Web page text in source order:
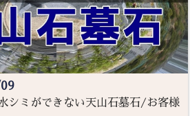
シミができない天山石墓石/お客様